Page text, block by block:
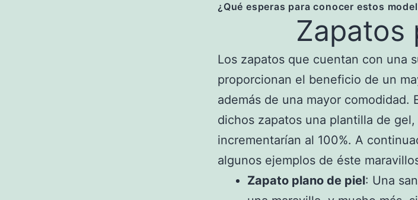
¿Qué esperas para conocer estos
Zapatos
Los zapatos que cuentan con una
proporcionan el beneficio de un
además de una mayor comodidad.
dichos zapatos una plantilla de
incrementarían al 100%. A
algunos ejemplos de éste
Zapato plano de piel: Una